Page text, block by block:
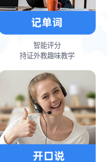
智能评分
持证外教趣味教学